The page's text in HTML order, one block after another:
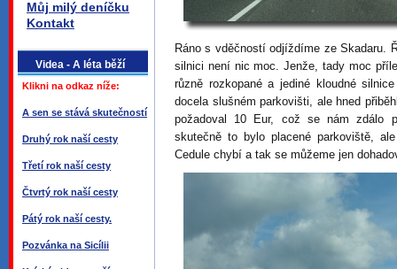
Můj milý deníčku
Kontakt
Videa - A léta běží
Klikni na odkaz níže:
A sen se stává skutečností
Druhý rok naší cesty
Třetí rok naší cesty
Čtvrtý rok naší cesty
Pátý rok naší cesty.
Pozvánka na Sicílii
Ráno s vděčností odjíždíme ze Skadaru.
silnici není nic moc. Jenže, tady moc
různě rozkopané a jediné kloudné
docela slušném parkovišti, ale hned
požadoval 10 Eur, což se nám zdálo
skutečně to bylo placené parkoviště,
Cedule chybí a tak se můžeme jen